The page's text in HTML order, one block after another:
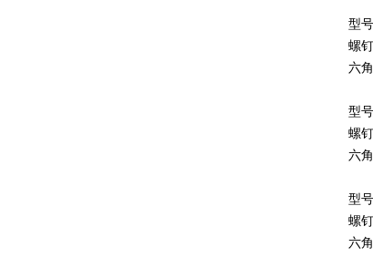
型
螺
六
型
螺
六
型
螺
六